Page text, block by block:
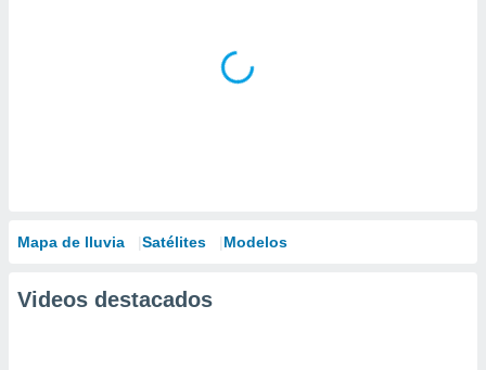
Mapa de lluvia Satélites Modelos
Videos destacados